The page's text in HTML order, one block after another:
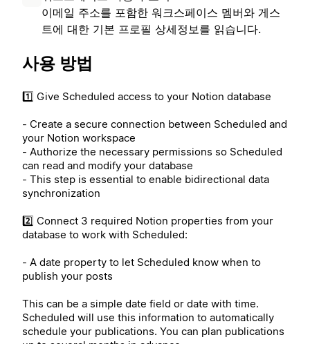
이메일 주소를 포함한 워크스페이스 멤버와 게스
트에 대한 기본 프로필 상세정보를 읽습니다.
사용 방법
1️⃣ Give Scheduled access to your Notion database
- Create a secure connection between Scheduled and
your Notion workspace
- Authorize the necessary permissions so Scheduled
can read and modify your database
- This step is essential to enable bidirectional data
synchronization
2️⃣ Connect 3 required Notion properties from your
database to work with Scheduled:
- A date property to let Scheduled know when to
publish your posts
This can be a simple date field or date with time.
Scheduled will use this information to automatically
schedule your publications. You can plan publications